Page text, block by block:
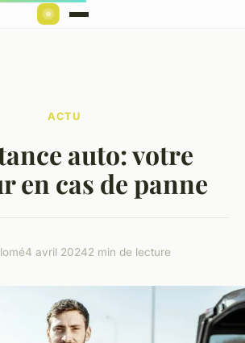
ACTU
auto: votre
en cas de panne
4 avril 20242 min de lecture